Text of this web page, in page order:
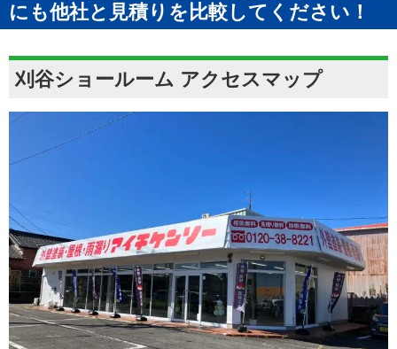
にも他社と見積りを比較してください！
刈谷ショールーム アクセスマップ